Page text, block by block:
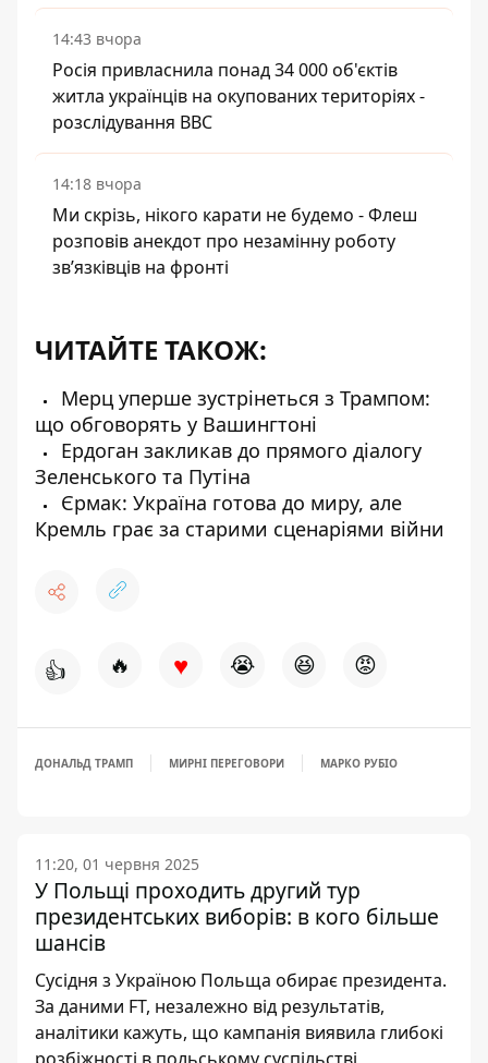
14:43 вчора
Росія привласнила понад 34 000 об'єктів
житла українців на окупованих територіях -
розслідування BBC
14:18 вчора
Ми скрізь, нікого карати не будемо - Флеш
розповів анекдот про незамінну роботу
зв’язківців на фронті
ЧИТАЙТЕ ТАКОЖ:
Мерц уперше зустрінеться з Трампом:
що обговорять у Вашингтоні
Ердоган закликав до прямого діалогу
Зеленського та Путіна
Єрмак: Україна готова до миру, але
Кремль грає за старими сценаріями війни
👍 🔥 ♥ 😭 😆 😡
ДОНАЛЬД ТРАМП МИРНІ ПЕРЕГОВОРИ МАРКО РУБІО
11:20, 01 червня 2025
У Польщі проходить другий тур
президентських виборів: в кого більше
шансів
Сусідня з Україною Польща обирає президента.
За даними FT, незалежно від результатів,
аналітики кажуть, що кампанія виявила глибокі